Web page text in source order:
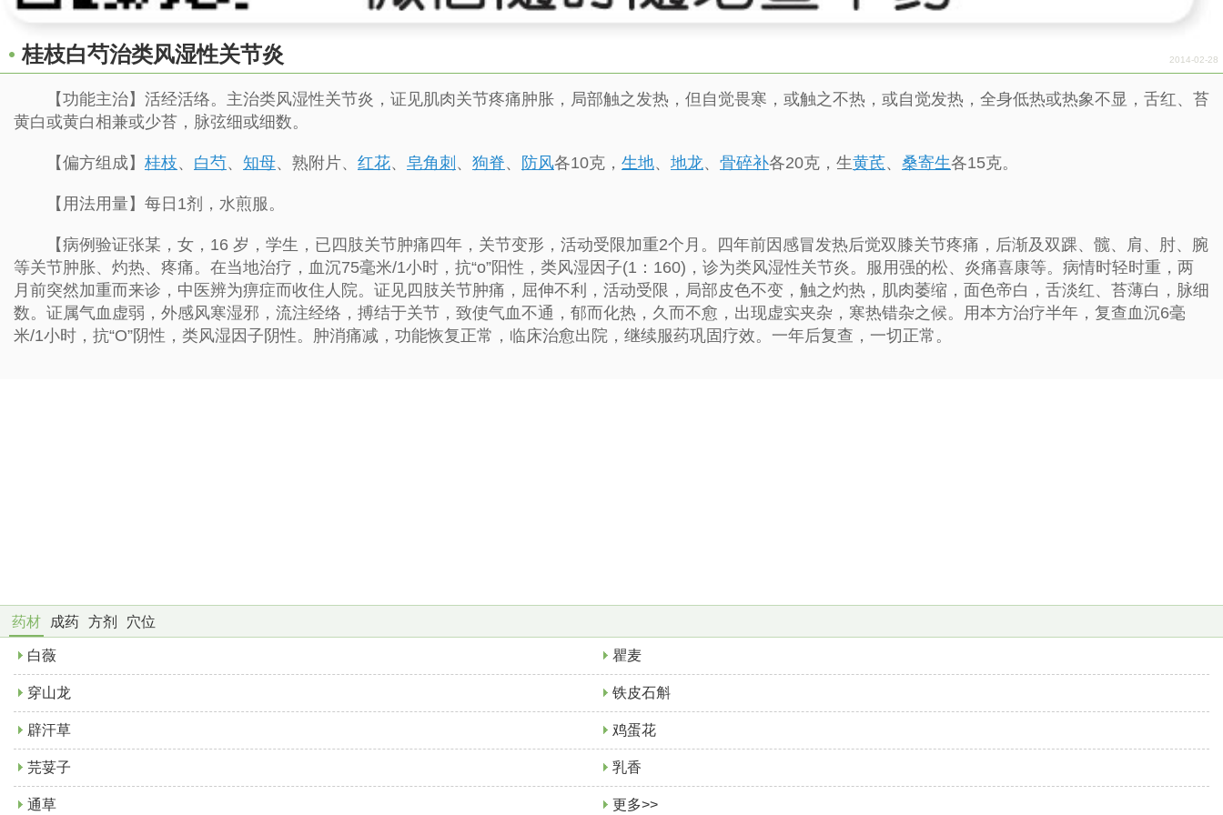
桂枝白芍治类风湿性关节炎 2014-02-28
【功能主治】活经活络。主治类风湿性关节炎，证见肌肉关节疼痛肿胀，局部触之发热，但自觉畏寒，或触之不热，或自觉发热，全身低热或热象不显，舌红、苔
黄白或黄白相兼或少苔，脉弦细或细数。
【偏方组成】 桂枝、 白芍、 知母、熟附片、 红花、 皂角刺 、 狗脊、 防风各10克， 生地、 地龙、 骨碎补各20克，生黄芪、 桑寄生各15克。
【用法用量】每日1剂，水煎服。
【病例验证张某，女，16 岁，学生，已四肢关节肿痛四年，关节变形，活动受限加重2个月。四年前因感冒发热后觉双膝关节疼痛，后渐及双踝、髋、肩、肘、腕
等关节肿胀、灼热、疼痛。在当地治疗，血沉75毫米/1小时，抗“o”阳性，类风湿因子(1：160)，诊为类风湿性关节炎。服用强的松、炎痛喜康等。病情时轻时重，两
月前突然加重而来诊，中医辨为痹症而收住人院。证见四肢关节肿痛，屈伸不利，活动受限，局部皮色不变，触之灼热，肌肉萎缩，面色帝白，舌淡红、苔薄白，脉细
数。证属气血虚弱，外感风寒湿邪，流注经络，搏结于关节，致使气血不通，郁而化热，久而不愈，出现虚实夹杂，寒热错杂之候。用本方治疗半年，复查血沉6毫
米/1小时，抗“O”阴性，类风湿因子阴性。肿消痛减，功能恢复正常，临床治愈出院，继续服药巩固疗效。一年后复查，一切正常。
药材 成药 方剂 穴位
白薇 瞿麦
穿山龙 铁皮石斛
辟汗草 鸡蛋花
芫荽子 乳香
通草 更多>>